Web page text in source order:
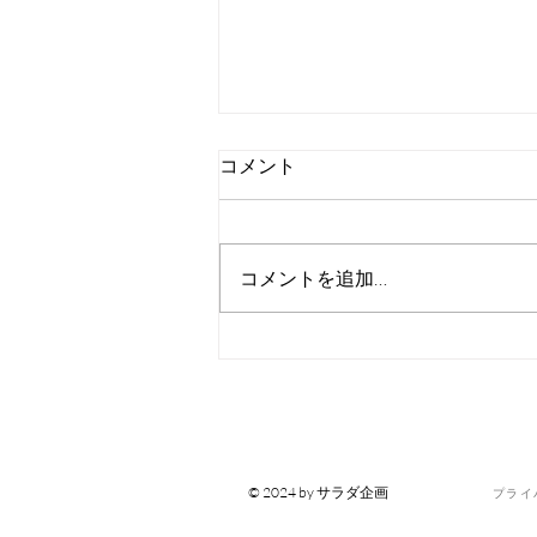
マツパと美容医療
コメント
コメントを追加…
© 2024 by サラダ企画 プラ